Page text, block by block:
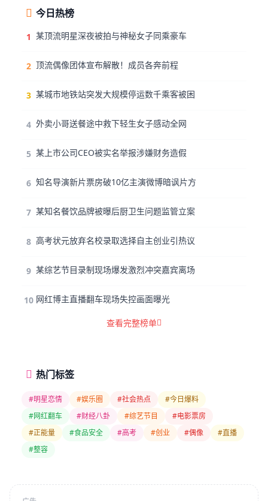
今日热榜
1 某顶流明星深夜被拍与神秘女子同乘豪车
2 顶流偶像团体宣布解散！成员各奔前程
3 某城市地铁站突发大规模停运数千乘客被困
4 外卖小哥送餐途中救下轻生女子感动全网
5 某上市公司CEO被实名举报涉嫌财务造假
6 知名导演新片票房破10亿主演微博暗讽片方
7 某知名餐饮品牌被曝后厨卫生问题监管立案
8 高考状元放弃名校录取选择自主创业引热议
9 某综艺节目录制现场爆发激烈冲突嘉宾离场
10 网红博主直播翻车现场失控画面曝光
查看完整榜单
热门标签
#明星恋情 #娱乐圈 #社会热点
#今日爆料
#网红翻车
#财经八卦 #综艺节目
#电影票房
#正能量
#食品安全 #高考 #创业 #偶像
#直播
#整容